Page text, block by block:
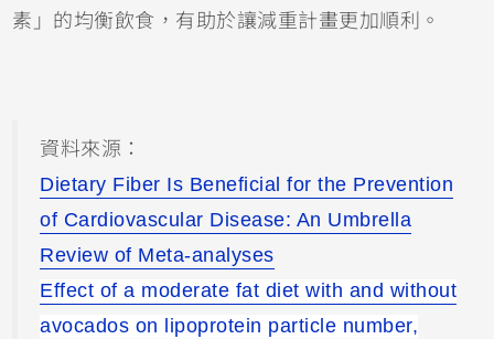
素」的均衡飲食，有助於讓減重計畫更加順利。
資料來源：
Dietary Fiber Is Beneficial for the Prevention
of Cardiovascular Disease: An Umbrella
Review of Meta-analyses
Effect of a moderate fat diet with and without
avocados on lipoprotein particle number,